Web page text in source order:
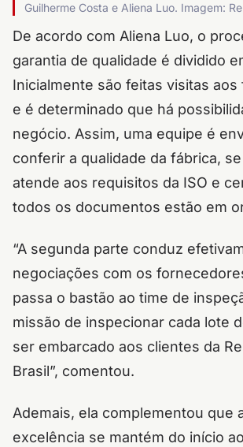
Guilherme Costa e Aliena Luo. Imagem:
De acordo com Aliena Luo, o
garantia de qualidade é dividido
Inicialmente são feitas visitas
e é determinado que há
negócio. Assim, uma equipe é
conferir a qualidade da fábrica,
atende aos requisitos da ISO e
todos os documentos estão em
“A segunda parte conduz
negociações com os
passa o bastão ao time de
missão de inspecionar cada lote
ser embarcado aos clientes da
Brasil”, comentou.
Ademais, ela complementou que
excelência se mantém do início